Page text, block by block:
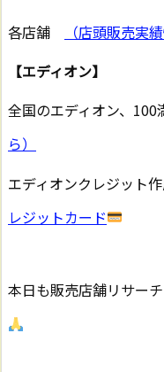
各店舗
（店頭販売実
【エディオン】
全国のエディオン、100
ら）
エディオンクレジット
レジットカード
本日も販売店舗リサー